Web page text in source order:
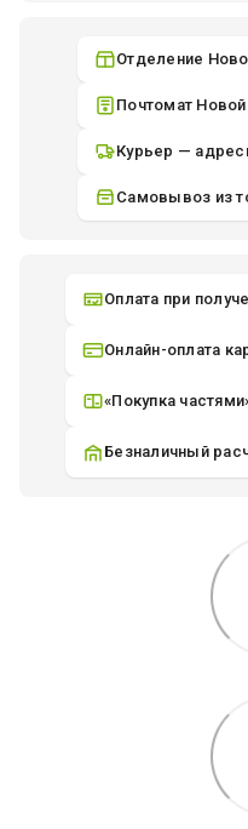
Отделение
Почтомат
Курьер —
Самовывоз из
Оплата при
Онлайн-оплата
«Покупка
Безналичный